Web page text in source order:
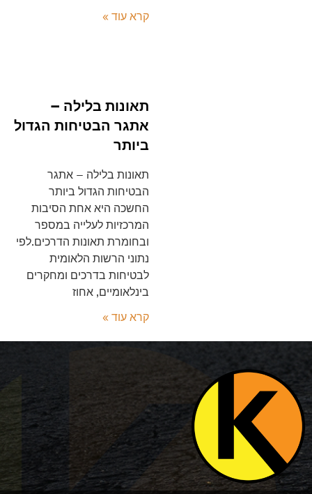
תאונות בלילה –
אתגר הבטיחות הגדול
תאונות בלילה – אתגר
הבטיחות הגדול ביותר
החשכה היא אחת הסיבות
המרכזיות לעלייה במספר
ובחומרת תאונות הדרכים.לפי
נתוני הרשות הלאומית
לבטיחות בדרכים ומחקרים
בינלאומיים, אחוז